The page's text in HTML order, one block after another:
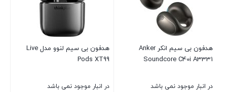
هدفون بی سیم انکر Anker
Soundcore C40i A3331
در انبار موجود نمی باشد
هدفون بی سیم لنوو مدل Live
Pods XT99
در انبار موجود نمی باشد